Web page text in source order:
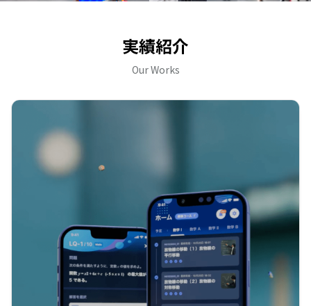
実績紹介
Our Works